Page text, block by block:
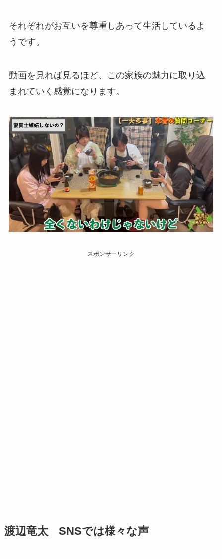
それぞれがお互いを尊重しあって生活しているよ
うです。
動画を見れば見るほど、この家族の魅力に取り込
まれていく感覚になります。
スポンサーリンク
渡辺竜太 SNSでは様々な声